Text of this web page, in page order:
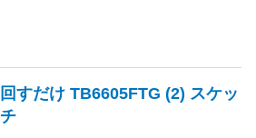
回すだけ TB6605FTG (2) スケッ
チ